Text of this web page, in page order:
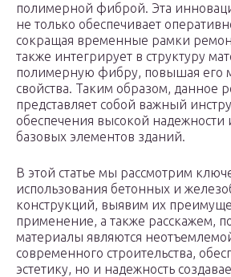
полимерной фиброй. Эта
не только обеспечивает
сокращая временные рамки
также интегрирует в структуру
полимерную фибру, повышая его
свойства. Таким образом, данное
представляет собой важный
обеспечения высокой надежности
базовых элементов зданий.
В этой статье мы рассмотрим
использования бетонных и
конструкций, выявим их
применение, а также расскажем,
материалы являются
современного строительства,
эстетику, но и надежность